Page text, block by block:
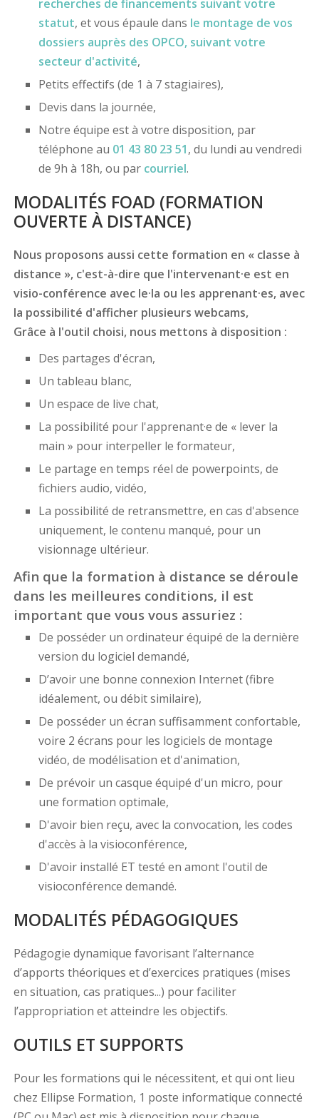
recherches de financements suivant votre
statut, et vous épaule dans le montage de vos
dossiers auprès des OPCO, suivant votre
secteur d'activité,
Petits effectifs (de 1 à 7 stagiaires),
Devis dans la journée,
Notre équipe est à votre disposition, par
téléphone au 01 43 80 23 51, du lundi au vendredi
de 9h à 18h, ou par courriel.
MODALITÉS FOAD (FORMATION
OUVERTE À DISTANCE)
Nous proposons aussi cette formation en « classe à
distance », c'est-à-dire que l'intervenant·e est en
visio-conférence avec le·la ou les apprenant·es, avec
la possibilité d'afficher plusieurs webcams,
Grâce à l'outil choisi, nous mettons à disposition :
Des partages d'écran,
Un tableau blanc,
Un espace de live chat,
La possibilité pour l'apprenant·e de « lever la
main » pour interpeller le formateur,
Le partage en temps réel de powerpoints, de
fichiers audio, vidéo,
La possibilité de retransmettre, en cas d'absence
uniquement, le contenu manqué, pour un
visionnage ultérieur.
Afin que la formation à distance se déroule
dans les meilleures conditions, il est
important que vous vous assuriez :
De posséder un ordinateur équipé de la dernière
version du logiciel demandé,
D’avoir une bonne connexion Internet (fibre
idéalement, ou débit similaire),
De posséder un écran suffisamment confortable,
voire 2 écrans pour les logiciels de montage
vidéo, de modélisation et d'animation,
De prévoir un casque équipé d'un micro, pour
une formation optimale,
D'avoir bien reçu, avec la convocation, les codes
d'accès à la visioconférence,
D'avoir installé ET testé en amont l'outil de
visioconférence demandé.
MODALITÉS PÉDAGOGIQUES
Pédagogie dynamique favorisant l’alternance
d’apports théoriques et d’exercices pratiques (mises
en situation, cas pratiques...) pour faciliter
l’appropriation et atteindre les objectifs.
OUTILS ET SUPPORTS
Pour les formations qui le nécessitent, et qui ont lieu
chez Ellipse Formation, 1 poste informatique connecté